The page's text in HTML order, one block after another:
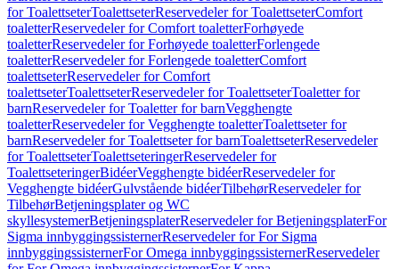
for ToalettseterToalettseterReservedeler for ToalettseterComfort
toaletterReservedeler for Comfort toaletterForhøyede
toaletterReservedeler for Forhøyede toaletterForlengede
toaletterReservedeler for Forlengede toaletterComfort
toalettseterReservedeler for Comfort
toalettseterToalettseterReservedeler for ToalettseterToaletter for
barnReservedeler for Toaletter for barnVegghengte
toaletterReservedeler for Vegghengte toaletterToalettseter for
barnReservedeler for Toalettseter for barnToalettseterReservedeler
for ToalettseterToalettseteringerReservedeler for
ToalettseteringerBidéerVegghengte bidéerReservedeler for
Vegghengte bidéerGulvstående bidéerTilbehørReservedeler for
TilbehørBetjeningsplater og WC
skyllesystemerBetjeningsplaterReservedeler for BetjeningsplaterFor
Sigma innbyggingssisternerReservedeler for For Sigma
innbyggingssisternerFor Omega innbyggingssisternerReservedeler